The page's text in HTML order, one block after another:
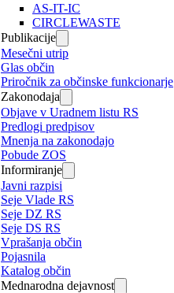
AS-IT-IC
CIRCLEWASTE
Publikacije
Mesečni utrip
Glas občin
Priročnik za občinske funkcionarje
Zakonodaja
Objave v Uradnem listu RS
Predlogi predpisov
Mnenja na zakonodajo
Pobude ZOS
Informiranje
Javni razpisi
Seje Vlade RS
Seje DZ RS
Seje DS RS
Vprašanja občin
Pojasnila
Katalog občin
Mednarodna dejavnost